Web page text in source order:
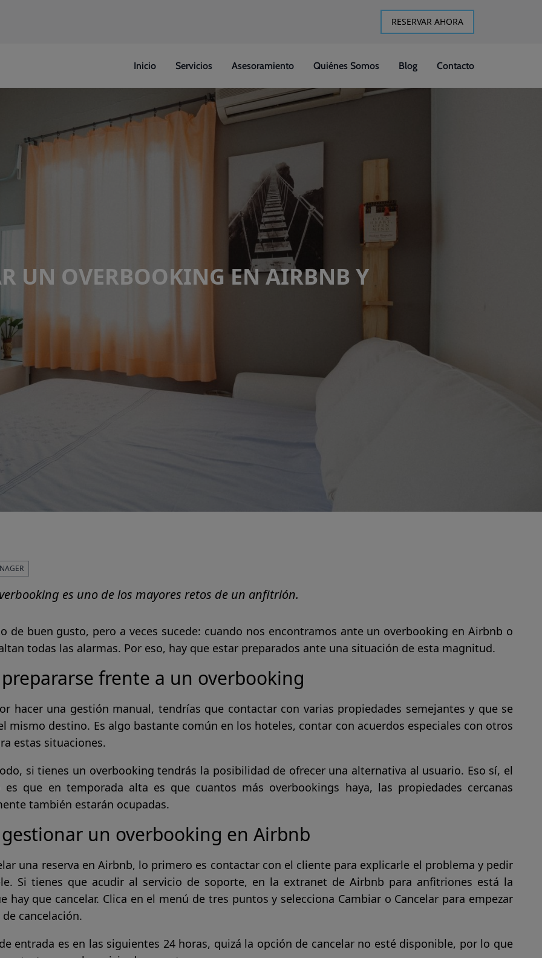
RESERVAR AHORA
Inicio Servicios Asesoramiento Quiénes Somos Blog Contacto
UN OVERBOOKING EN AIRBNB Y
es uno de los mayores retos de un anfitrión.
de buen gusto, pero a veces sucede: cuando nos encontramos ante un overbooking en Airbnb o
todas las alarmas. Por eso, hay que estar preparados ante una situación de esta magnitud.
frente a un overbooking
hacer una gestión manual, tendrías que contactar con varias propiedades semejantes y que se
mismo destino. Es algo bastante común en los hoteles, contar con acuerdos especiales con otros
estas situaciones.
si tienes un overbooking tendrás la posibilidad de ofrecer una alternativa al usuario. Eso sí, el
es que en temporada alta es que cuantos más overbookings haya, las propiedades cercanas
también estarán ocupadas.
un overbooking en Airbnb
una reserva en Airbnb, lo primero es contactar con el cliente para explicarle el problema y pedir
Si tienes que acudir al servicio de soporte, en la extranet de Airbnb para anfitriones está la
hay que cancelar. Clica en el menú de tres puntos y selecciona Cambiar o Cancelar para empezar
cancelación.
entrada es en las siguientes 24 horas, quizá la opción de cancelar no esté disponible, por lo que